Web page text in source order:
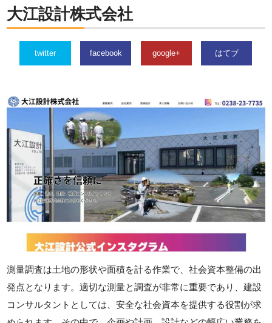
大江設計株式会社
twitter facebook google+ はてブ
測量調査は土地の形状や面積を計る作業で、社会資本整備の出
発点となります。適切な測量と調査が非常に重要であり、建設
コンサルタントとしては、安全な社会資本を提供する役割が求